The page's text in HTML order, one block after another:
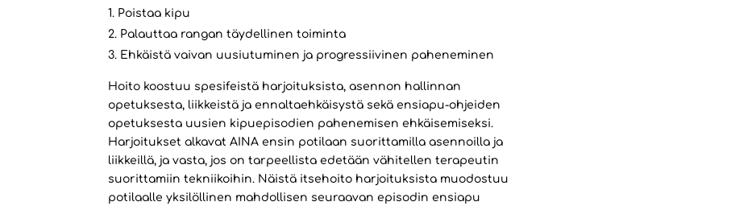
Poistaa kipu
Palauttaa rangan täydellinen toiminta
Ehkäistä vaivan uusiutuminen ja progressiivinen paheneminen
Hoito koostuu spesifeistä harjoituksista, asennon hallinnan
opetuksesta, liikkeistä ja ennaltaehkäisystä sekä ensiapu-ohjeiden
opetuksesta uusien kipuepisodien pahenemisen ehkäisemiseksi.
Harjoitukset alkavat AINA ensin potilaan suorittamilla asennoilla ja
liikkeillä, ja vasta, jos on tarpeellista edetään vähitellen terapeutin
suorittamiin tekniikoihin. Näistä itsehoito harjoituksista muodostuu
potilaalle yksilöllinen mahdollisen seuraavan episodin ensiapu